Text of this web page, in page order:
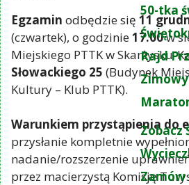
50-tka
Rajd
Zobacz
Zamów
Egzamin odbędzie się 11
(czwartek), o godzinie 17.00w
Miejskiego PTTK w Skarżysku-
Słowackiego 25 (Budynek
Kultury – Klub PTTK).
Warunkiem przystąpienia do
przysłanie kompletnie
nadanie/rozszerzenie
przez macierzystą Komisję